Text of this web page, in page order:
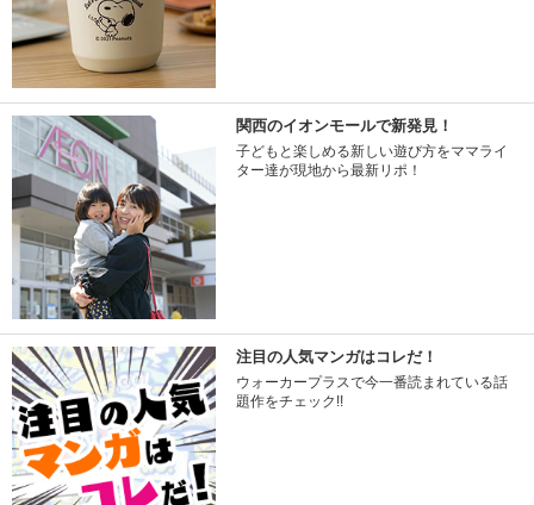
関西のイオンモールで新発見！
子どもと楽しめる新しい遊び方をママライ
ター達が現地から最新リポ！
注目の人気マンガはコレだ！
ウォーカープラスで今一番読まれている話
題作をチェック!!